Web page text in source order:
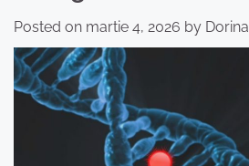
Posted on martie 4, 2026 by Dorina